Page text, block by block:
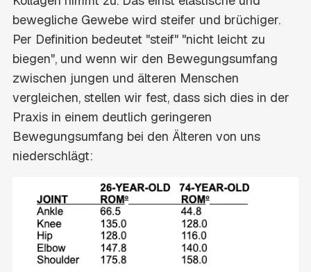
bewegliche Gewebe wird steifer und brüchiger.
Per Definition bedeutet "steif" "nicht leicht zu
biegen", und wenn wir den Bewegungsumfang
zwischen jungen und älteren Menschen
vergleichen, stellen wir fest, dass sich dies in der
Praxis in einem deutlich geringeren
Bewegungsumfang bei den Älteren von uns
niederschlägt: